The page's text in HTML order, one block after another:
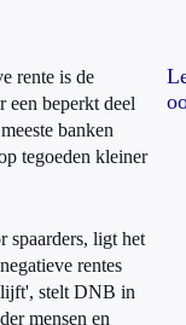
rente is de
een beperkt deel
banken
tegoeden kleiner
spaarders, ligt het
rentes
stelt DNB in
mensen en